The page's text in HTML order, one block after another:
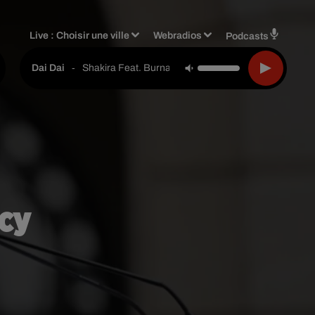
Live :Choisir une ville Webradios Podcasts
Dai Dai - Shakira Feat. Burna Boy